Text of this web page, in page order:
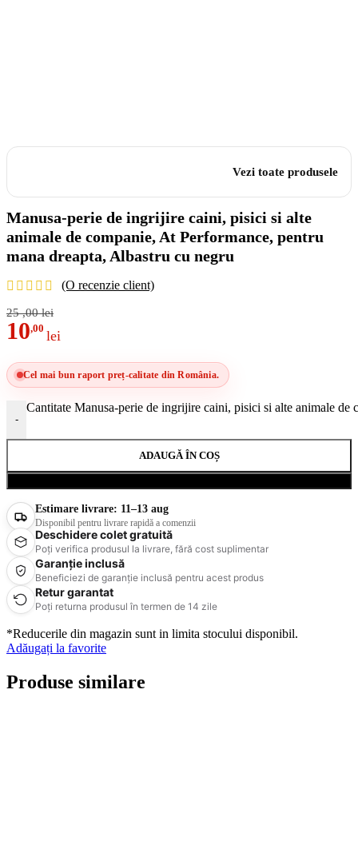
Vezi toate produsele
Manusa-perie de ingrijire caini, pisici si alte
animale de companie, At Performance, pentru
mana dreapta, Albastru cu negru
(O recenzie client)
25 ,00 lei
10,00 lei
Cel mai bun raport preț-calitate din România.
-
Cantitate Manusa-perie de ingrijire caini, pisici si alte animale
ADAUGĂ ÎN COȘ
Estimare livrare: 11–13 aug
Disponibil pentru livrare rapidă a comenzii
Deschidere colet gratuită
Poți verifica produsul la livrare, fără cost suplimentar
Garanție inclusă
Beneficiezi de garanție inclusă pentru acest produs
Retur garantat
Poți returna produsul în termen de 14 zile
*Reducerile din magazin sunt in limita stocului disponibil.
Adăugați la favorite
Produse similare